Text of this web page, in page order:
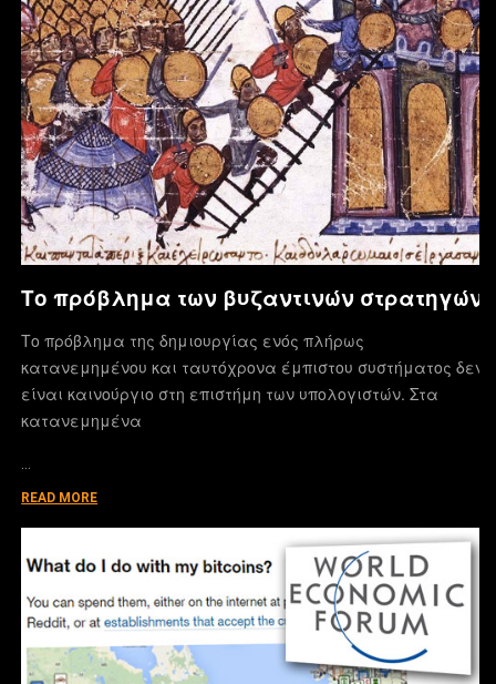
Το πρόβλημα των βυζαντινών στρατηγών
Το πρόβλημα της δημιουργίας ενός πλήρως
κατανεμημένου και ταυτόχρονα έμπιστου συστήματος δεν
είναι καινούργιο στη επιστήμη των υπολογιστών. Στα
κατανεμημένα
READ MORE